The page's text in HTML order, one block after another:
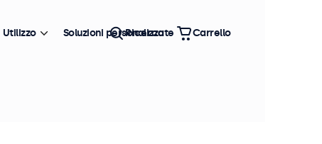
Più venduto
Utilizzo Soluzioni personalizzate
Ricerca Carrello